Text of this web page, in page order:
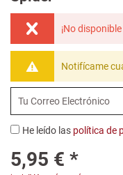
¡No
Notifícame
He leído las política de
5,95 € *